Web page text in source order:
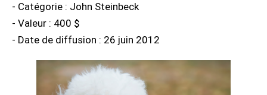
- Catégorie : John Steinbeck
- Valeur : 400 $
- Date de diffusion : 26 juin 2012